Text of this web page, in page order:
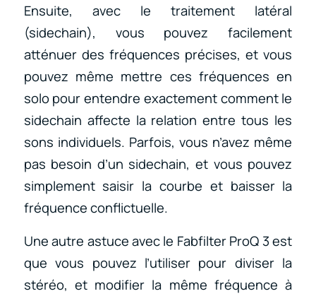
Ensuite, avec le traitement latéral
(sidechain), vous pouvez facilement
atténuer des fréquences précises, et vous
pouvez même mettre ces fréquences en
solo pour entendre exactement comment le
sidechain affecte la relation entre tous les
sons individuels. Parfois, vous n’avez même
pas besoin d’un sidechain, et vous pouvez
simplement saisir la courbe et baisser la
fréquence conflictuelle.
Une autre astuce avec le Fabfilter ProQ 3 est
que vous pouvez l’utiliser pour diviser la
stéréo, et modifier la même fréquence à